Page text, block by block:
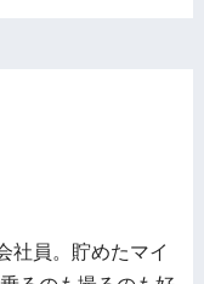
社員。貯めたマイ